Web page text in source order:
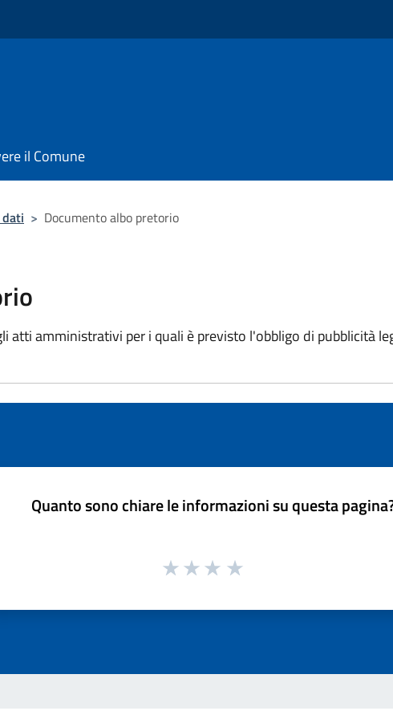
il Comune
> Documento albo pretorio
atti amministrativi per i quali è previsto l'obbligo di pubblicità
Quanto sono chiare le informazioni su questa